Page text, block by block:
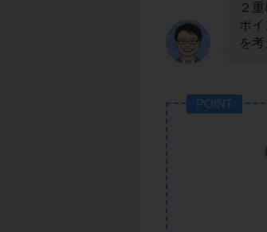
２
ポ
を考
POINT